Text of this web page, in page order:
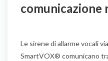
comunicazione
Le sirene di allarme vocali
SmartVOX® comunicano